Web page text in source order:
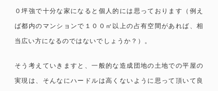
０坪強で十分な家になると個人的には思っております（例え
ば都内のマンションで１００㎡以上の占有空間があれば、相
当広い方になるのではないでしょうか？）。
そう考えていきますと、一般的な造成団地の土地での平屋の
実現は、そんなにハードルは高くないように思って頂いて良